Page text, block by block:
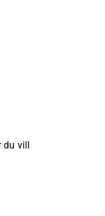
du vill